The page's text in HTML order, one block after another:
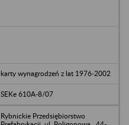
karty wynagrodzeń z lat 1976-2002
SEKe 610A-8/07
Rybnickie Przedsiębiorstwo